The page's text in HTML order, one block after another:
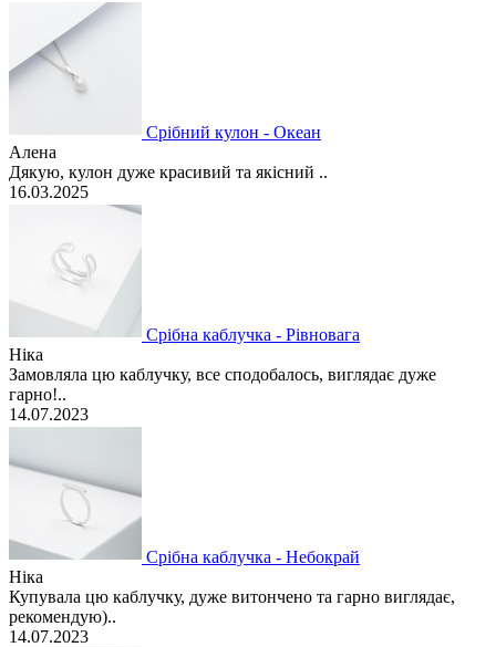
Срібний кулон - Океан
Алена
Дякую, кулон дуже красивий та якісний ..
16.03.2025
Срібна каблучка - Рівновага
Ніка
Замовляла цю каблучку, все сподобалось, виглядає дуже
гарно!..
14.07.2023
Срібна каблучка - Небокрай
Ніка
Купувала цю каблучку, дуже витончено та гарно виглядає,
рекомендую)..
14.07.2023